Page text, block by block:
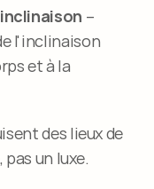
–
l'inclinaison
et à la
des lieux de
un luxe.